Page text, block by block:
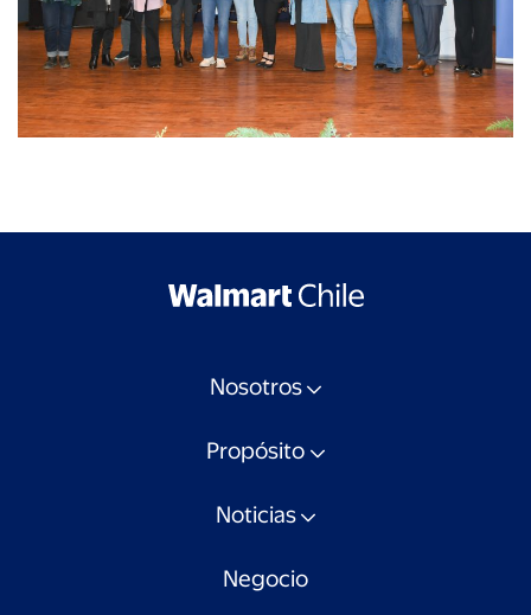
Nosotros
Propósito
Noticias
Negocio